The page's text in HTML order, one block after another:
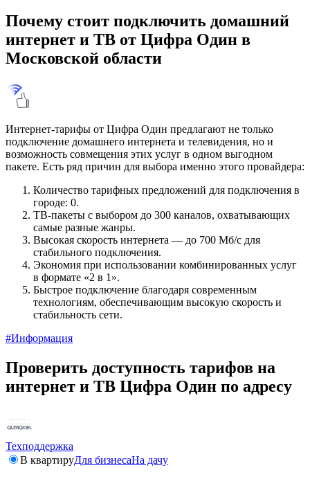
Почему стоит подключить домашний
интернет и ТВ от Цифра Один в
Московской области
Интернет-тарифы от Цифра Один предлагают не только
подключение домашнего интернета и телевидения, но и
возможность совмещения этих услуг в одном выгодном
пакете. Есть ряд причин для выбора именно этого провайдера:
Количество тарифных предложений для подключения в
городе: 0.
ТВ-пакеты с выбором до 300 каналов, охватывающих
самые разные жанры.
Высокая скорость интернета — до 700 Мб/с для
стабильного подключения.
Экономия при использовании комбинированных услуг
в формате «2 в 1».
Быстрое подключение благодаря современным
технологиям, обеспечивающим высокую скорость и
стабильность сети.
#Информация
Проверить доступность тарифов на
интернет и ТВ Цифра Один по адресу
Техподдержка
В квартируДля бизнесаНа дачу